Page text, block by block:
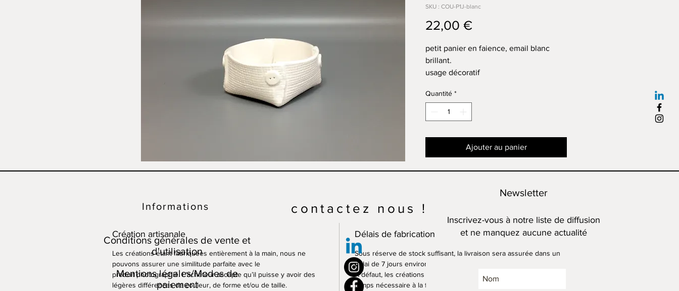
SKU : COU-P1J-blanc
22,00 €Prix
petit panier en faience, email blanc
brillant.
usage décoratif
Quantité *
Ajouter au panier
Création artisanale
Les créations étant fabriquées entièrement à la main, nous ne
pouvons assurer une similitude parfaite avec le
produit photographié. L’acheteur accepte qu’il puisse y avoir des
légères différences de couleur, de forme et/ou de taille.
Délais de fabrication
Sous réserve de stock suffisant, la livraison sera assurée dans un
délai de 7 jours environ.
A défaut, les créations seront disponibles sous 3 semaines environ,
temps nécessaire à la fabrication artisanale des produits.
Informations
Conditions générales de vente et
d'utilisation
Mentions légales/Modes de
paiement
contactez nous !
Newsletter
Inscrivez-vous à notre liste de diffusion
et ne manquez aucune actualité